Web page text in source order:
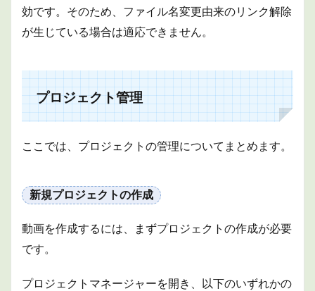
効です。そのため、ファイル名変更由来のリンク解除
が生じている場合は適応できません。
プロジェクト管理
ここでは、プロジェクトの管理についてまとめます。
新規プロジェクトの作成
動画を作成するには、まずプロジェクトの作成が必要
です。
プロジェクトマネージャーを開き、以下のいずれかの